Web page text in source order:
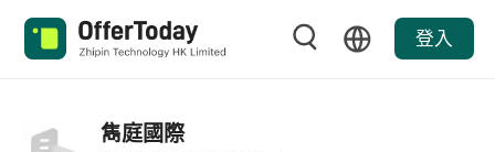
登入
雋庭國際